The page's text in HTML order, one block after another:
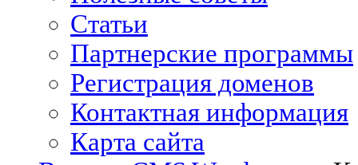
Статьи
Партнерские программы
Регистрация доменов
Контактная информация
Карта сайта